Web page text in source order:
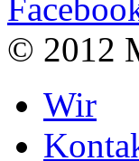
© 2012
Wir